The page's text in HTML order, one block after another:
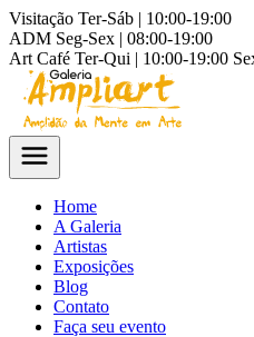
Visitação Ter-Sáb | 10:00-19:00
ADM Seg-Sex | 08:00-19:00
Art Café Ter-Qui | 10:00-19:00
Home
A Galeria
Artistas
Exposições
Blog
Contato
Faça seu evento